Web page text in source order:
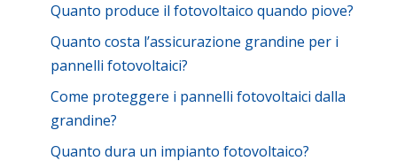
Quanto produce il fotovoltaico quando piove?
Quanto costa l’assicurazione grandine per i
pannelli fotovoltaici?
Come proteggere i pannelli fotovoltaici dalla
grandine?
Quanto dura un impianto fotovoltaico?